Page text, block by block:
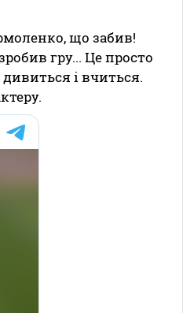
що забив!
гру... Це просто
і вчиться.